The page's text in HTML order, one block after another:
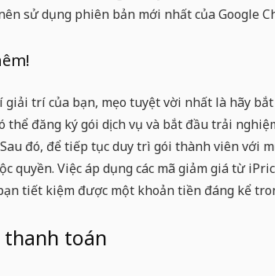
sử dụng phiên bản mới nhất của Google
trí của bạn, mẹo tuyệt vời nhất là hãy
thể đăng ký gói dịch vụ và bắt đầu trải
đó, để tiếp tục duy trì gói thành viên với
quyền. Việc áp dụng các mã giảm giá từ
tiết kiệm được một khoản tiền đáng kể
toán